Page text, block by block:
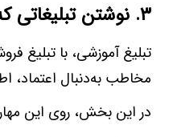
۳. نوشتن تبلیغاتی
تبلیغ آموزشی، با تبلیغ
مخاطب به‌دنبال اعتماد،
در این بخش، روی این